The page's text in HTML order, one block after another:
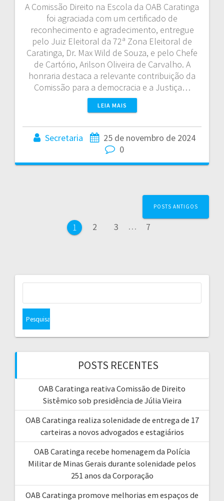
A Comissão Direito na Escola da OAB Caratinga
foi agraciada com um certificado de
reconhecimento e agradecimento, entregue
pelo Juiz Eleitoral da 72ª Zona Eleitoral de
Caratinga, Dr. Max Wild de Souza, e pelo Chefe
de Cartório, Arilson Oliveira de Carvalho. A
honraria destaca a relevante contribuição da
Comissão para a democracia e a Justiça…
LEIA MAIS
Secretaria
25 de novembro de 2024
0
g
a
ç
ã
o
o
s
o
P
i
a
1
P
a
2
P
a
3 …
P
a
7
POSTS ANTIGOS
u
a
r
p
o
:
POSTS RECENTES
OAB Caratinga reativa Comissão de Direito
Sistêmico sob presidência de Júlia Vieira
OAB Caratinga realiza solenidade de entrega de 17
carteiras a novos advogados e estagiários
OAB Caratinga recebe homenagem da Polícia
Militar de Minas Gerais durante solenidade pelos
251 anos da Corporação
OAB Caratinga promove melhorias em espaços de